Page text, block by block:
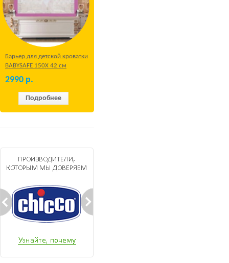
Барьер для детской кроватки
BABYSAFE 150Х 42 см
Бежевый
2990 р.
Подробнее